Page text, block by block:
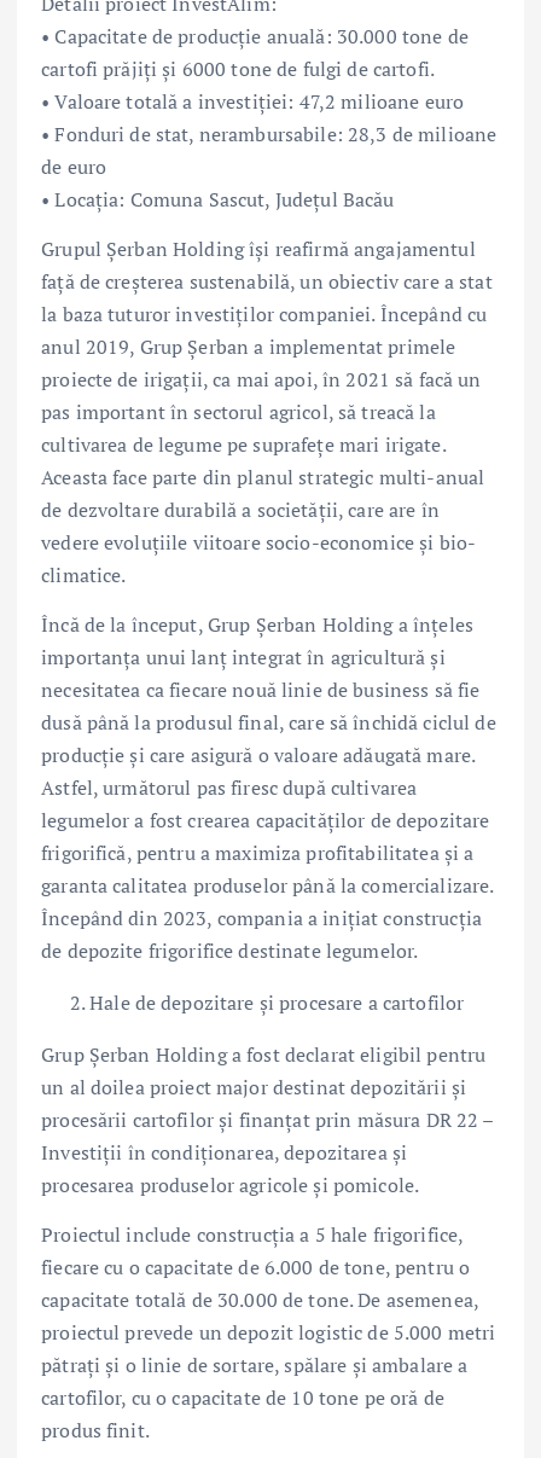
• Capacitate de producție anuală: 30.000 tone de
cartofi prăjiți și 6000 tone de fulgi de cartofi.
• Valoare totală a investiției: 47,2 milioane euro
• Fonduri de stat, nerambursabile: 28,3 de milioane
de euro
• Locația: Comuna Sascut, Județul Bacău
Grupul Șerban Holding își reafirmă angajamentul
față de creșterea sustenabilă, un obiectiv care a stat
la baza tuturor investiților companiei. Începând cu
anul 2019, Grup Șerban a implementat primele
proiecte de irigații, ca mai apoi, în 2021 să facă un
pas important în sectorul agricol, să treacă la
cultivarea de legume pe suprafețe mari irigate.
Aceasta face parte din planul strategic multi-anual
de dezvoltare durabilă a societății, care are în
vedere evoluțiile viitoare socio-economice și bio-
climatice.
Încă de la început, Grup Șerban Holding a înțeles
importanța unui lanț integrat în agricultură și
necesitatea ca fiecare nouă linie de business să fie
dusă până la produsul final, care să închidă ciclul de
producție și care asigură o valoare adăugată mare.
Astfel, următorul pas firesc după cultivarea
legumelor a fost crearea capacităților de depozitare
frigorifică, pentru a maximiza profitabilitatea și a
garanta calitatea produselor până la comercializare.
Începând din 2023, compania a inițiat construcția
de depozite frigorifice destinate legumelor.
Hale de depozitare și procesare a cartofilor
Grup Șerban Holding a fost declarat eligibil pentru
un al doilea proiect major destinat depozitării și
procesării cartofilor și finanțat prin măsura DR 22 –
Investiții în condiționarea, depozitarea și
procesarea produselor agricole și pomicole.
Proiectul include construcția a 5 hale frigorifice,
fiecare cu o capacitate de 6.000 de tone, pentru o
capacitate totală de 30.000 de tone. De asemenea,
proiectul prevede un depozit logistic de 5.000 metri
pătrați și o linie de sortare, spălare și ambalare a
cartofilor, cu o capacitate de 10 tone pe oră de
produs finit.